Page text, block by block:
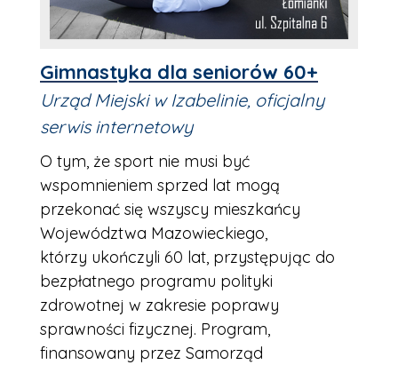
Gimnastyka dla seniorów 60+
Urząd Miejski w Izabelinie, oficjalny
serwis internetowy
O tym, że sport nie musi być
wspomnieniem sprzed lat mogą
przekonać się wszyscy mieszkańcy
Województwa Mazowieckiego,
którzy ukończyli 60 lat, przystępując do
bezpłatnego programu polityki
zdrowotnej w zakresie poprawy
sprawności fizycznej. Program,
finansowany przez Samorząd